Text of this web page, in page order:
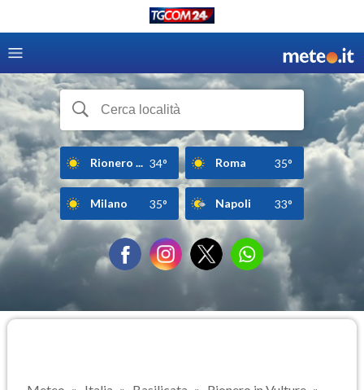
Rionero ... 34° Roma 35°
Milano 35° Napoli 33°